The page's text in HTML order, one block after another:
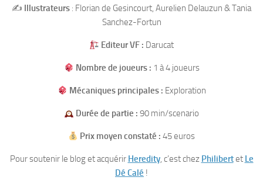
✍️ Illustrateurs : Florian de Gesincourt, Aurelien Delauzun & Tania
Sanchez-Fortun
Editeur VF : Darucat
Nombre de joueurs : 1 à 4 joueurs
Mécaniques principales : Exploration
Durée de partie :90 min/scenario
Prix moyen constaté : 45 euros
Pour soutenir le blog et acquérir Heredity, c’est chez Philibertet Le
Dé Calé !